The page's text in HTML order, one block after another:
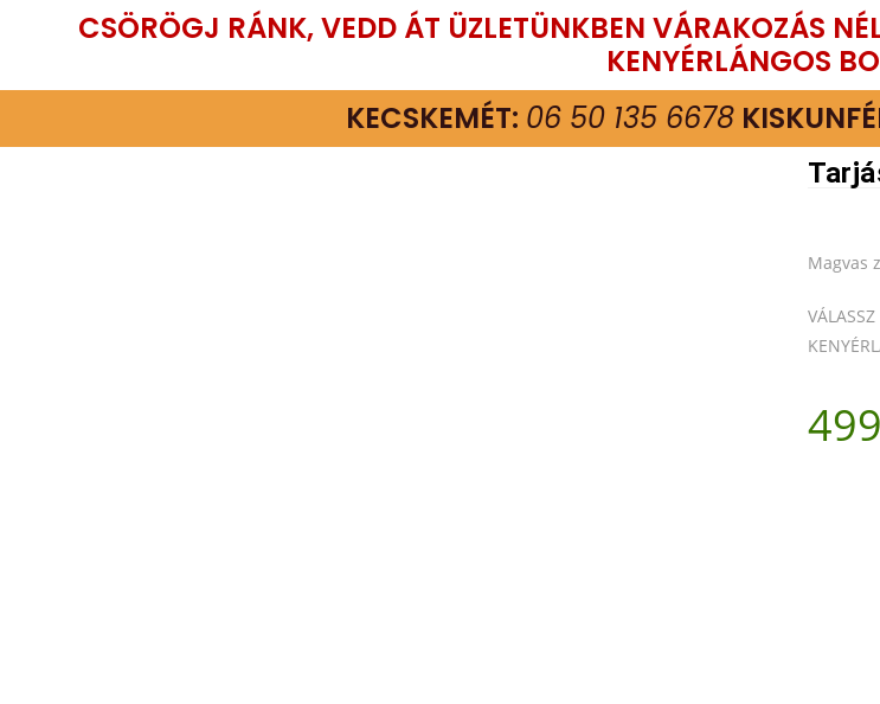
CSÖRÖGJ RÁNK, VEDD ÁT ÜZLETÜNKBEN VÁRAKOZÁS
KENYÉRLÁNGOS
KECSKEMÉT: 06 50 135 6678
Magvas
499